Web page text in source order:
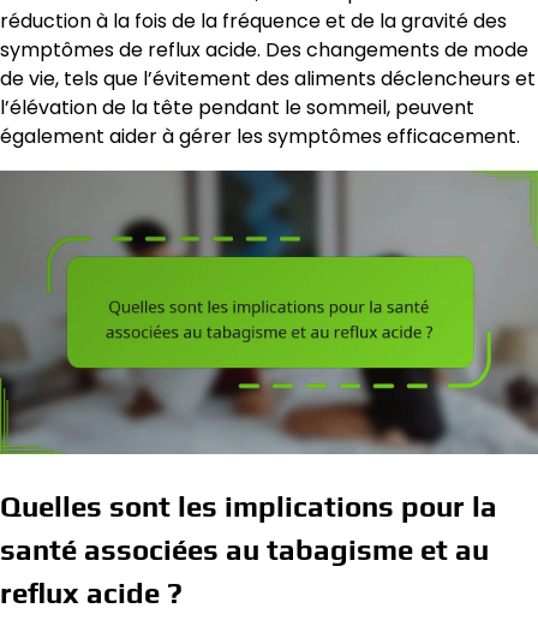
réduction à la fois de la fréquence et de la gravité des
symptômes de reflux acide. Des changements de mode
de vie, tels que l’évitement des aliments déclencheurs et
l’élévation de la tête pendant le sommeil, peuvent
également aider à gérer les symptômes efficacement.
Quelles sont les implications pour la
santé associées au tabagisme et au
reflux acide ?